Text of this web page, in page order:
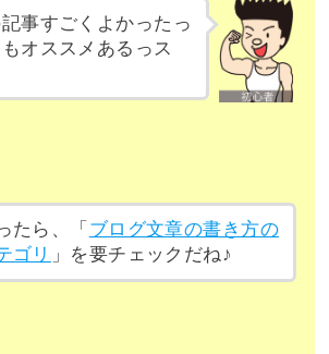
事すごくよかったっ
オススメあるっス
たら、「 ブログ文章の書き方の
ゴリ 」を要チェックだね♪